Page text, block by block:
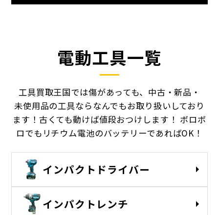
電動工具一覧
工具買取王国では傷があっても、中古・新品・
未使用品の工具ならなんでもお取り扱いしており
ます！古くても動けば値段おつけします！ ボロボ
ロでもリチウム電池のバッテリーであればOK！
インパクトドライバー
インパクトレンチ